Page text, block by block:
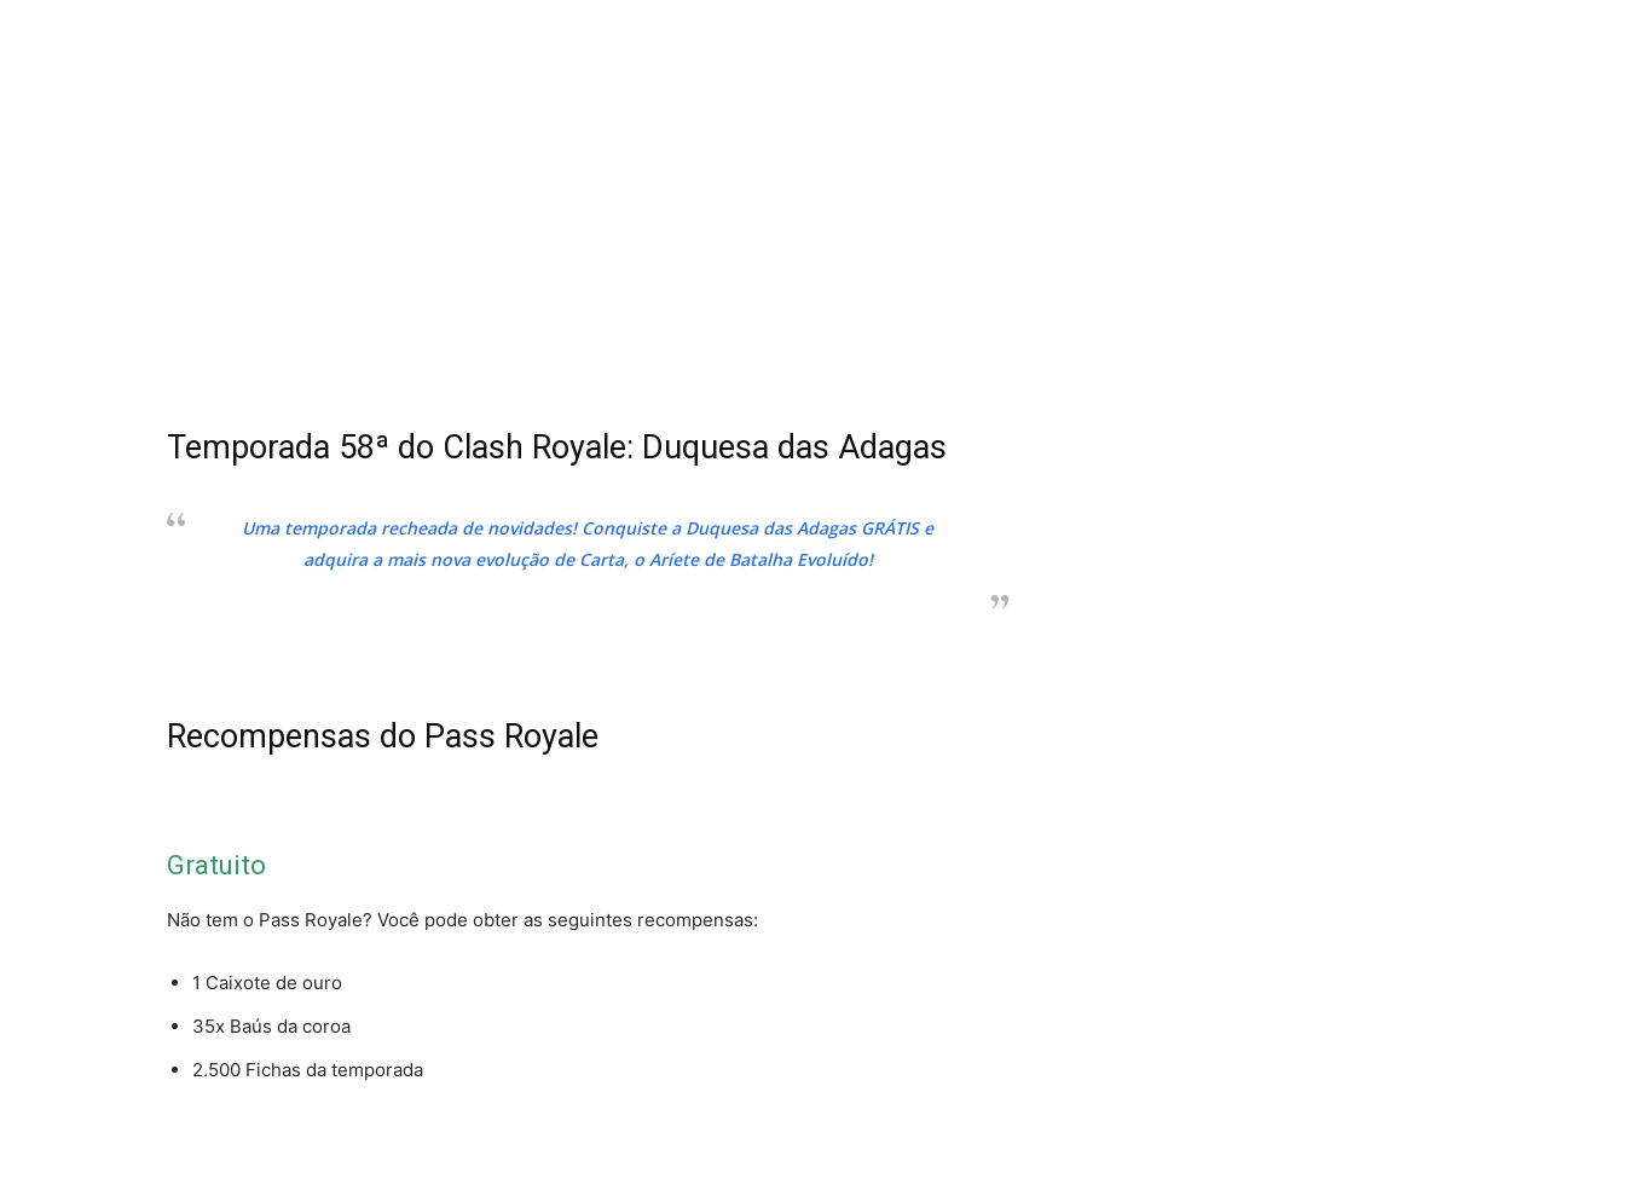
Temporada 58ª do Clash Royale: Duquesa das Adagas
Uma temporada recheada de novidades! Conquiste a Duquesa das Adagas GRÁTIS e
adquira a mais nova evolução de Carta, o Aríete de Batalha Evoluído!
Recompensas do Pass Royale
Gratuito
Não tem o Pass Royale? Você pode obter as seguintes recompensas:
1 Caixote de ouro
35x Baús da coroa
2.500 Fichas da temporada